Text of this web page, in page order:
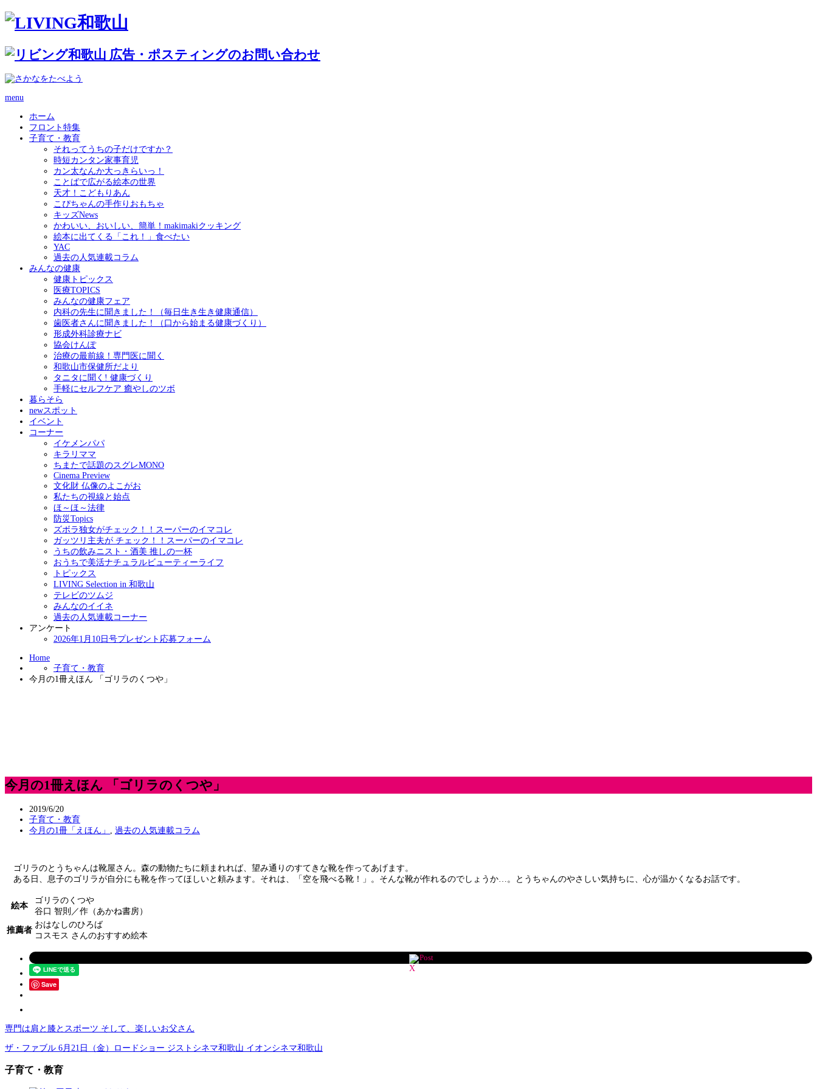
menu
ホーム
フロント特集
子育て・教育
それってうちの子だけですか？
時短カンタン家事育児
カン太なんか大っきらいっ！
ことばで広がる絵本の世界
天才！こどもりあん
こぴちゃんの手作りおもちゃ
キッズNews
かわいい、おいしい、簡単！makimakiクッキング
絵本に出てくる「これ！」食べたい
YAC
過去の人気連載コラム
みんなの健康
健康トピックス
医療TOPICS
みんなの健康フェア
内科の先生に聞きました！（毎日生き生き健康通信）
歯医者さんに聞きました！（口から始まる健康づくり）
形成外科診療ナビ
協会けんぽ
治療の最前線！専門医に聞く
和歌山市保健所だより
タニタに聞く! 健康づくり
手軽にセルフケア 癒やしのツボ
暮らそら
newスポット
イベント
コーナー
イケメンパパ
キラリママ
ちまたで話題のスグレMONO
Cinema Preview
文化財 仏像のよこがお
私たちの視線と始点
ほ～ほ～法律
防災Topics
ズボラ独女がチェック！！スーパーのイマコレ
ガッツリ主夫が チェック！！スーパーのイマコレ
うちの飲みニスト・酒美 推しの一杯
おうちで美活ナチュラルビューティーライフ
トピックス
LIVING Selection in 和歌山
テレビのツムジ
みんなのイイネ
過去の人気連載コーナー
アンケート
2026年1月10日号プレゼント応募フォーム
Home
子育て・教育
今月の1冊えほん 「ゴリラのくつや」
今月の1冊えほん 「ゴリラのくつや」
2019/6/20
子育て・教育
今月の1冊「えほん」
過去の人気連載コラム
ゴリラのとうちゃんは靴屋さん。森の動物たちに頼まれれば、望み通りのすてきな靴を作ってあげます。
ある日、息子のゴリラが自分にも靴を作ってほしいと頼みます。それは、「空を飛べる靴！」。そんな靴が作れるのでしょうか…。とうちゃんのやさしい気持ちに、心が温かくなるお話です。
絵本
ゴリラのくつや
谷口 智則／作（あかね書房）
推薦者
おはなしのひろば
コスモス さんのおすすめ絵本
Post
Save
専門は肩と膝とスポーツ そして、楽しいお父さん
ザ・ファブル 6月21日（金）ロードショー ジストシネマ和歌山 イオンシネマ和歌山
子育て・教育